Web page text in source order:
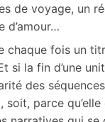
de voyage, un
d’amour…
chaque fois un
la fin d’une
des
parce